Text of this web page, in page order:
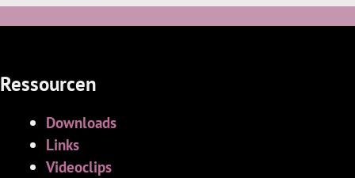
Ressourcen
Downloads
Links
Videoclips